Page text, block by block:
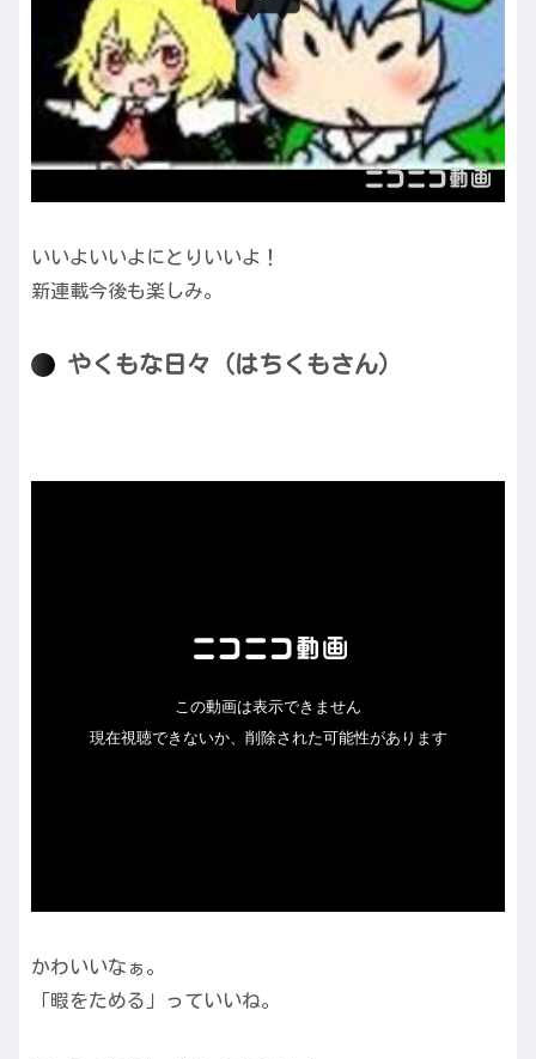
いいよいいよにとりいいよ！
新連載今後も楽しみ。
やくもな日々（はちくもさん）
かわいいなぁ。
「暇をためる」っていいね。